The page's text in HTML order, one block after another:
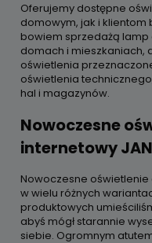
Oferujemy dostępne
domowym, jak i klientom
bowiem sprzedażą
domach i mieszkaniach,
oświetlenia
oświetlenia
hal i magazynów.
Nowoczesne
internetowy
Nowoczesne
w wielu różnych
produktowych
abyś mógł starannie
siebie. Ogromnym